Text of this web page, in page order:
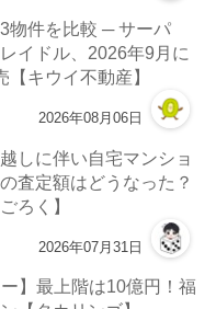
物件を比較 ─ サーパ
イドル、2026年9月に
キウイ不動産】
2026年08月06日
しに伴い自宅マンショ
査定額はどうなった？
ろく】
2026年07月31日
】最上階は10億円！福